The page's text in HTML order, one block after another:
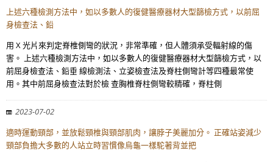
上述六種檢測方法中，如以多數人的復健醫療器材大型篩檢方式，以前屈
身檢查法、鉛
用 X 光片來判定脊椎側彎的狀況，非常準確，但人體須承受輻射線的傷
害。 上述六種檢測方法中，如以多數人的復健醫療器材大型篩檢方式，以
前屈身檢查法、鉛垂 線檢測法、立姿檢查法及脊柱側彎計等四種最常使
用。其中前屈身檢查法對於檢 查胸椎脊柱側彎較精確，脊柱側
2023-07-02
適時運動頸部，並放鬆頸椎與頸部肌肉，讓脖子美麗加分。 正確站姿減少
頸部負擔大多數的人站立時習慣像烏龜一樣駝著背並把